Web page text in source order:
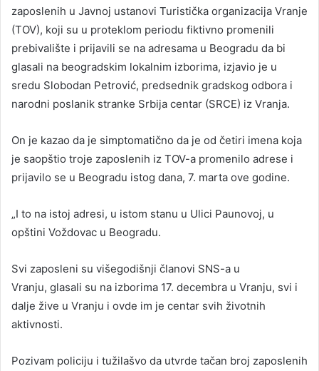
zaposlenih u Javnoj ustanovi Turistička organizacija Vranje
(TOV), koji su u proteklom periodu fiktivno promenili
prebivalište i prijavili se na adresama u Beogradu da bi
glasali na beogradskim lokalnim izborima, izjavio je u
sredu Slobodan Petrović, predsednik gradskog odbora i
narodni poslanik stranke Srbija centar (SRCE) iz Vranja.
On je kazao da je simptomatično da je od četiri imena koja
je saopštio troje zaposlenih iz TOV-a promenilo adrese i
prijavilo se u Beogradu istog dana, 7. marta ove godine.
„I to na istoj adresi, u istom stanu u Ulici Paunovoj, u
opštini Voždovac u Beogradu.
Svi zaposleni su višegodišnji članovi SNS-a u
Vranju, glasali su na izborima 17. decembra u Vranju, svi i
dalje žive u Vranju i ovde im je centar svih životnih
aktivnosti.
Pozivam policiju i tužilašvo da utvrde tačan broj zaposlenih